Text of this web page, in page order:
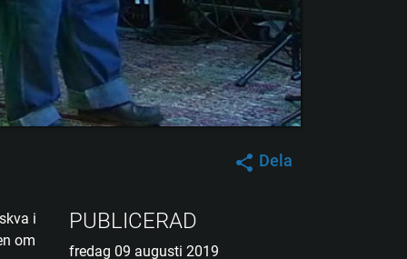
Dela
i
om
PUBLICERAD
fredag 09 augusti 2019